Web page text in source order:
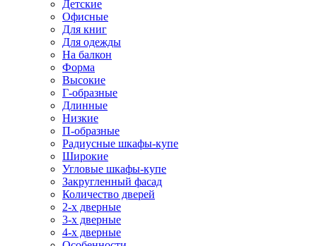
Детские
Офисные
Для книг
Для одежды
На балкон
Форма
Высокие
Г-образные
Длинные
Низкие
П-образные
Радиусные шкафы-купе
Широкие
Угловые шкафы-купе
Закругленный фасад
Количество дверей
2-х дверные
3-х дверные
4-х дверные